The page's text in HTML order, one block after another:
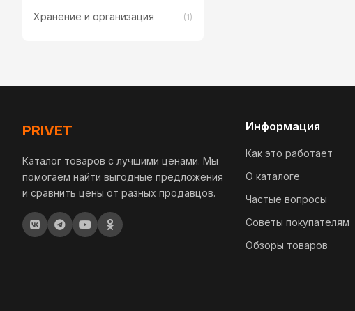
Хранение и организация (1)
PRIVET
Каталог товаров с лучшими ценами. Мы
помогаем найти выгодные предложения
и сравнить цены от разных продавцов.
Информация
Как это работает
О каталоге
Частые вопросы
Советы покупателям
Обзоры товаров